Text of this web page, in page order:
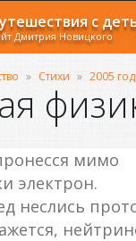
с
Дмитрия Новицкого
» Стихи » 2005 год
мимо
электрон.
неслись